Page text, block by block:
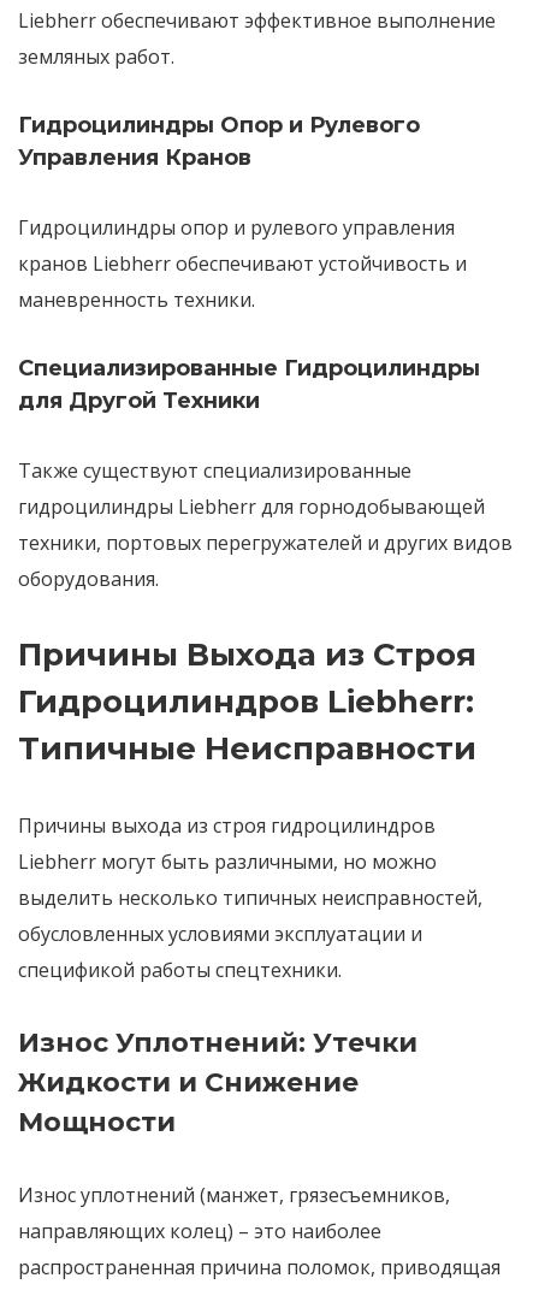
Liebherrобеспечивают эффективное выполнение
земляных работ.
Гидроцилиндры Опор и Рулевого
Управления Кранов
Гидроцилиндры опор и рулевого управления
кранов Liebherrобеспечивают устойчивость и
маневренность техники.
Специализированные Гидроцилиндры
для Другой Техники
Также существуют специализированные
гидроцилиндры Liebherrдля горнодобывающей
техники, портовых перегружателей и других видов
оборудования.
Причины Выхода из Строя
Гидроцилиндров Liebherr:
Типичные Неисправности
Причины выхода из строя гидроцилиндров
Liebherr могут быть различными, но можно
выделить несколько типичных неисправностей,
обусловленных условиями эксплуатации и
спецификой работы спецтехники.
Износ Уплотнений: Утечки
Жидкости и Снижение
Мощности
Износ уплотнений (манжет, грязесъемников,
направляющих колец) – это наиболее
распространенная причина поломок, приводящая